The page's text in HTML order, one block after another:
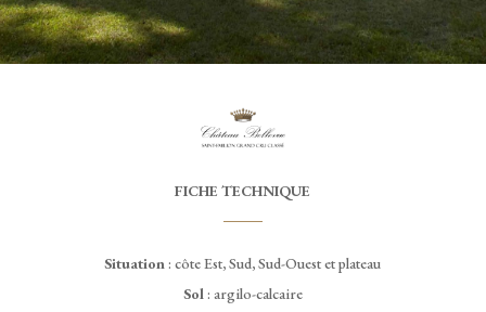
FICHE TECHNIQUE
Situation: côte Est, Sud, Sud-Ouest et plateau
Sol: argilo-calcaire